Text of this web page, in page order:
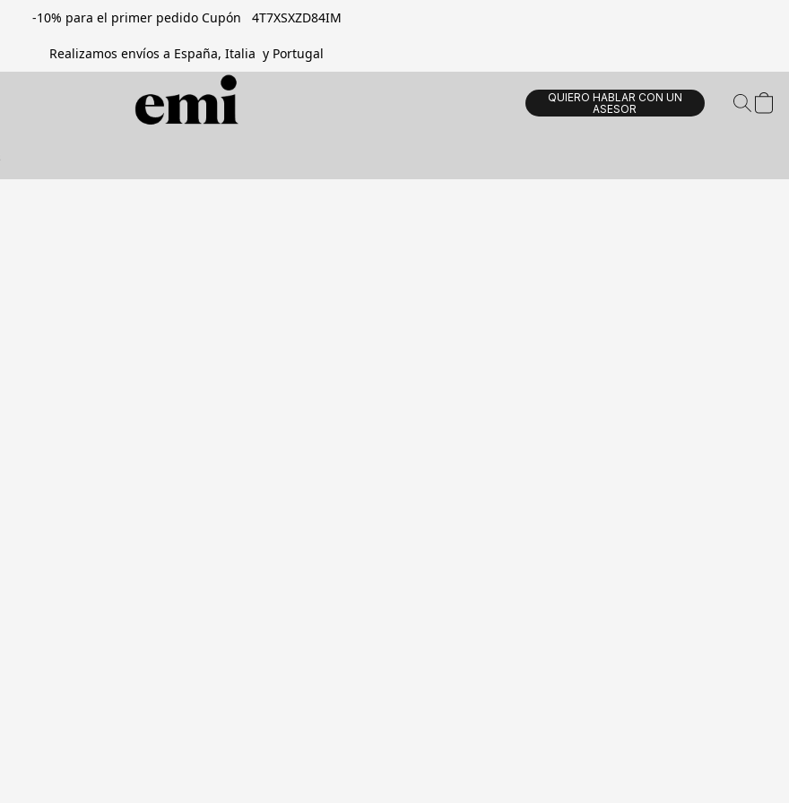
-10% para el primer pedido Cupón 4T7XSXZD84IM
Realizamos envíos a España, Italia y Portugal
QUIERO HABLAR CON UN
ASESOR